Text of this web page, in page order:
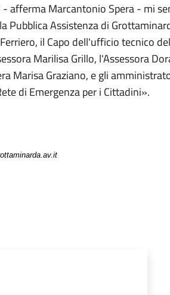
afferma Marcantonio Spera - mi
Pubblica Assistenza di
il Capo dell'ufficio tecnico
Marilisa Grillo, l'Assessora
Marisa Graziano, e gli
di Emergenza per i Cittadini».